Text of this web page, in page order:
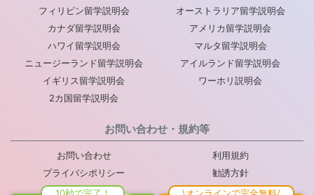
フィリピン留学説明会
オーストラリア留学説明会
カナダ留学説明会
アメリカ留学説明会
ハワイ留学説明会
マルタ留学説明会
ニュージーランド留学説明会
アイルランド留学説明会
イギリス留学説明会
ワーホリ説明会
2カ国留学説明会
お問い合わせ・規約等
お問い合わせ
利用規約
プライバシポリシー
勧誘方針
推奨販売方針
会社概要